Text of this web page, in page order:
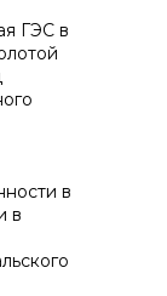
ГЭС в
в
в